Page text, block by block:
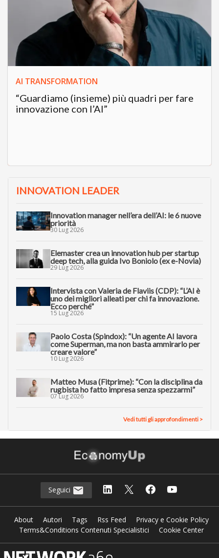
AI TRANSFORMATION
“Guardiamo (insieme) più quadri per fare
innovazione con l’AI”
INNOVATION LEADER
Innovation manager nell’era dell’AI: le 6 nuove
priorità
30 Lug 2026
Elemaster crea un innovation hub per startup
deep tech, alla guida Ivo Boniolo (ex e-Novia)
29 Lug 2026
Intervista con Valeria de Flaviis (CDP): “L’AI è
uno dei migliori alleati per chi fa innovazione.
Ecco perché”
15 Lug 2026
Paolo Costa (Spindox): “Un agente AI lavora
come Superman, ma non basta ammirarlo per
creare valore”
10 Lug 2026
Matteo Musa (Fitprime): “Con la disciplina da
rugbista ho fatto impresa senza spezzarmi”
07 Lug 2026
Vedi tutti gli approfondimenti >
Seguici
About Autori Tags Rss Feed
Privacy e Cookie Policy
Terms&Conditions Contenuti Specialistici
Cookie Center